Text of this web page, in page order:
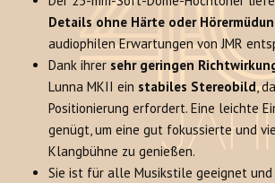
Details ohne Härte oder
audiophilen Erwartungen von JMR
Dank ihrersehr geringen
Lunna MKII ein stabiles Stereobild,
Positionierung erfordert. Eine leichte
genügt, um eine gut fokussierte und
Klangbühne zu genießen.
Sie ist für alle Musikstile geeignet